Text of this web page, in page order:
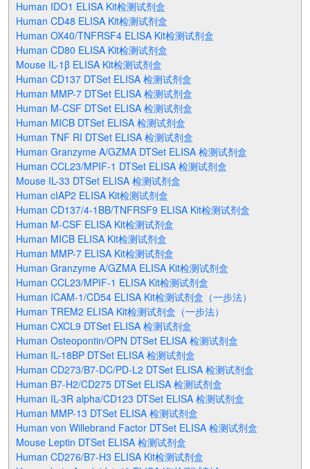
Human IDO1 ELISA Kit检测试剂盒
Human CD48 ELISA Kit检测试剂盒
Human OX40/TNFRSF4 ELISA Kit检测试剂盒
Human CD80 ELISA Kit检测试剂盒
Mouse IL-1β ELISA Kit检测试剂盒
Human CD137 DTSet ELISA 检测试剂盒
Human MMP-7 DTSet ELISA 检测试剂盒
Human M-CSF DTSet ELISA 检测试剂盒
Human MICB DTSet ELISA 检测试剂盒
Human TNF RI DTSet ELISA 检测试剂盒
Human Granzyme A/GZMA DTSet ELISA 检测试剂盒
Human CCL23/MPIF-1 DTSet ELISA 检测试剂盒
Mouse IL-33 DTSet ELISA 检测试剂盒
Human cIAP2 ELISA Kit检测试剂盒
Human CD137/4-1BB/TNFRSF9 ELISA Kit检测试剂盒
Human M-CSF ELISA Kit检测试剂盒
Human MICB ELISA Kit检测试剂盒
Human MMP-7 ELISA Kit检测试剂盒
Human Granzyme A/GZMA ELISA Kit检测试剂盒
Human CCL23/MPIF-1 ELISA Kit检测试剂盒
Human ICAM-1/CD54 ELISA Kit检测试剂盒（一步法）
Human TREM2 ELISA Kit检测试剂盒（一步法）
Human CXCL9 DTSet ELISA 检测试剂盒
Human Osteopontin/OPN DTSet ELISA 检测试剂盒
Human IL-18BP DTSet ELISA 检测试剂盒
Human CD273/B7-DC/PD-L2 DTSet ELISA 检测试剂盒
Human B7-H2/CD275 DTSet ELISA 检测试剂盒
Human IL-3R alpha/CD123 DTSet ELISA 检测试剂盒
Human MMP-13 DTSet ELISA 检测试剂盒
Human von Willebrand Factor DTSet ELISA 检测试剂盒
Mouse Leptin DTSet ELISA 检测试剂盒
Human CD276/B7-H3 ELISA Kit检测试剂盒